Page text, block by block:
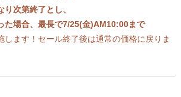
次第終了とし、
た場合、最長で7/25(金)AM10:00まで
します！セール終了後は通常の価格に戻りま